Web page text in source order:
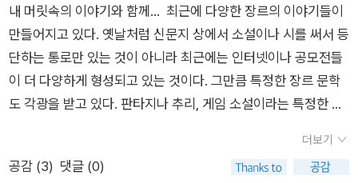
말을 한 건가? 나름 역설적인 효과를 노린 건가? 그렇게 받아들
이기에는 좀 후졌고 실패한 표현 아닐까 싶다. 왜 한 책에서 딴소
리해! 하고 반발심만 생겼다. 읽는 동안에 그간 너무 쉬었으니, 다
시 좀 써봐야하지 않겠니...하는 생각이 아주 잠시 들었으니 나름
의 효과는 있었을지 모르겠지만 크게 효용이 있는 독서는 못 되었
백 번 읽으면 뭐해. 한 줄이라도 쓰고 또 지우고 하는 게 낫다.
아...소설가의 귓속말도 샀는데...읽기 싫어졌어...이승우 소설도
찌된 영문인지 그 많은 실타래 중 하나를 뽑아글로 옮기려고 하면
쓰는 과정에서 뭉개져버린다. 이 책의 저자는 이 책에서 말한다.
한가지 발상이 떠올랐다고 해서 무작정 쓰기부터 하지 말고 꼼꼼
히 세밀하게 메모부터 하라고.그래도 나를 포함한 많은 작가지망
생들은 영화 <파인딩 포레스터>의 늙은 작가의 말처럼영감이
떠올라줘서 신들린 것처럼 쓰게되길 바라고 있지.하지만 저자는
그런 천재가 없으란 법은 없지만 동시에 그런 사람은 웬만해서 있
내 머릿속의 이야기와 함께... 최근에 다양한 장르의 이야기들이
만들어지고 있다. 옛날처럼 신문지 상에서 소설이나 시를 써서 등
단하는 통로만 있는 것이 아니라 최근에는 인터넷이나 공모전들
이 더 다양하게 형성되고 있는 것이다. 그만큼 특정한 장르 문학
도 각광을 받고 있다. 판타지나 추리, 게임 소설이라는 특정한 장
다. 이 책은 딱히 '소설'을 쓰는 것이라고 하기 보다는 우리의 머릿
속에 잠재해 있는 '이야기'를 어떻게 구성해 낼 것인지에 대한 방
더보기
공감 (3) 댓글 (0)